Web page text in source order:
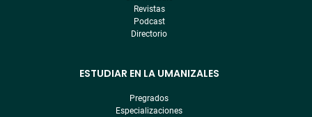
Revistas
Podcast
Directorio
ESTUDIAR EN LA UMANIZALES
Pregrados
Especializaciones